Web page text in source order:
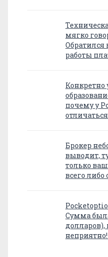
мягко
Обратился
работы
Конкретно
почему у
Брокер
выводит,
только ваш
всего либо
Сумма
долларов),